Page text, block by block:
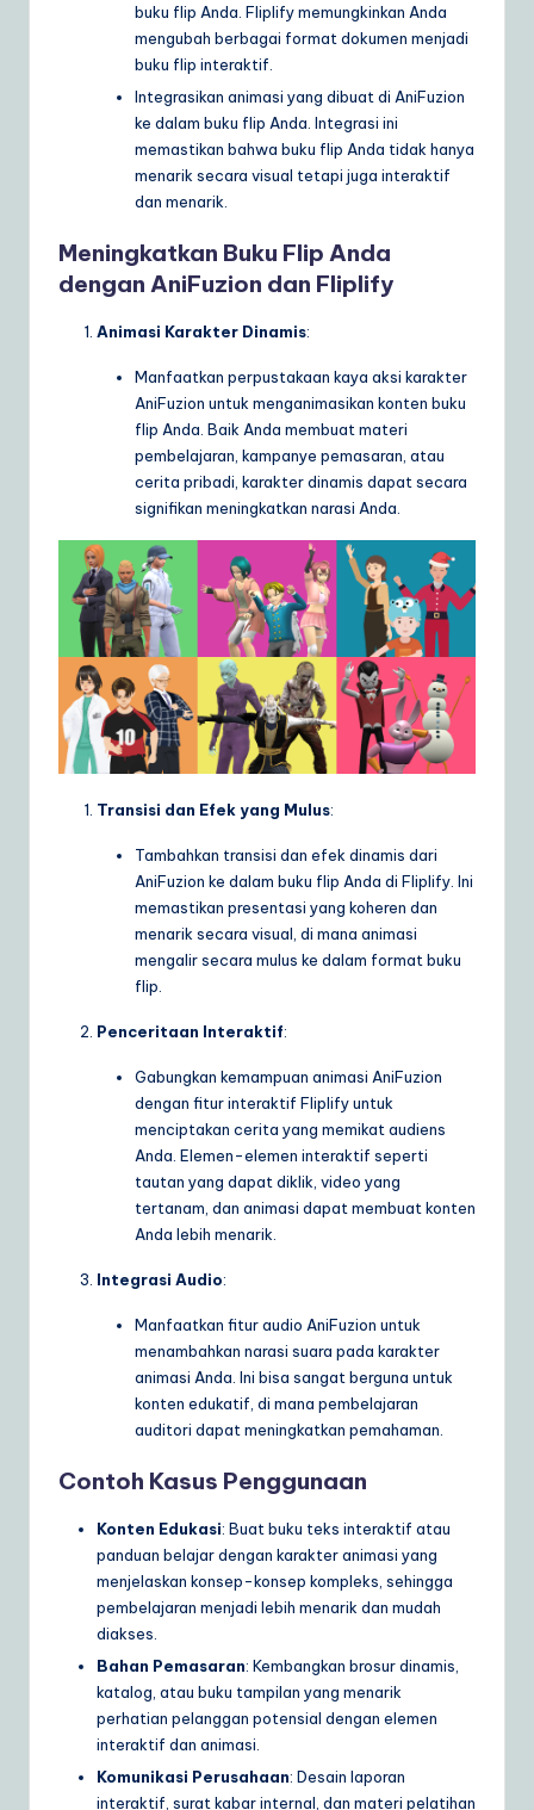
buku flip Anda. Fliplify memungkinkan Anda
mengubah berbagai format dokumen menjadi
buku flip interaktif.
Integrasikan animasi yang dibuat di AniFuzion
ke dalam buku flip Anda. Integrasi ini
memastikan bahwa buku flip Anda tidak hanya
menarik secara visual tetapi juga interaktif
dan menarik.
Meningkatkan Buku Flip Anda
dengan AniFuzion dan Fliplify
Animasi Karakter Dinamis:
Manfaatkan perpustakaan kaya aksi karakter
AniFuzion untuk menganimasikan konten buku
flip Anda. Baik Anda membuat materi
pembelajaran, kampanye pemasaran, atau
cerita pribadi, karakter dinamis dapat secara
signifikan meningkatkan narasi Anda.
Transisi dan Efek yang Mulus:
Tambahkan transisi dan efek dinamis dari
AniFuzion ke dalam buku flip Anda di Fliplify. Ini
memastikan presentasi yang koheren dan
menarik secara visual, di mana animasi
mengalir secara mulus ke dalam format buku
flip.
Penceritaan Interaktif:
Gabungkan kemampuan animasi AniFuzion
dengan fitur interaktif Fliplify untuk
menciptakan cerita yang memikat audiens
Anda. Elemen-elemen interaktif seperti
tautan yang dapat diklik, video yang
tertanam, dan animasi dapat membuat konten
Anda lebih menarik.
Integrasi Audio:
Manfaatkan fitur audio AniFuzion untuk
menambahkan narasi suara pada karakter
animasi Anda. Ini bisa sangat berguna untuk
konten edukatif, di mana pembelajaran
auditori dapat meningkatkan pemahaman.
Contoh Kasus Penggunaan
Konten Edukasi: Buat buku teks interaktif atau
panduan belajar dengan karakter animasi yang
menjelaskan konsep-konsep kompleks, sehingga
pembelajaran menjadi lebih menarik dan mudah
diakses.
Bahan Pemasaran: Kembangkan brosur dinamis,
katalog, atau buku tampilan yang menarik
perhatian pelanggan potensial dengan elemen
interaktif dan animasi.
Komunikasi Perusahaan: Desain laporan
interaktif, surat kabar internal, dan materi pelatihan